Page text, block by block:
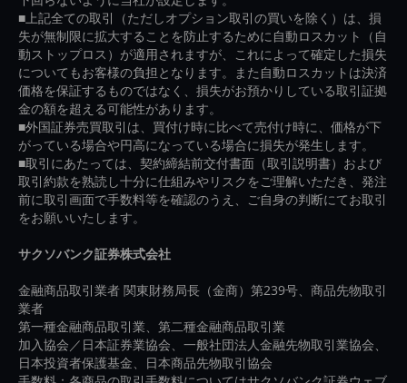
■上記全ての取引（ただしオプション取引の買いを除く）は、損
失が無制限に拡大することを防止するために自動ロスカット（自
動ストップロス）が適用されますが、これによって確定した損失
についてもお客様の負担となります。また自動ロスカットは決済
価格を保証するものではなく、損失がお預かりしている取引証拠
金の額を超える可能性があります。
■外国証券売買取引は、買付け時に比べて売付け時に、価格が下
がっている場合や円高になっている場合に損失が発生します。
■取引にあたっては、契約締結前交付書面（取引説明書）および
取引約款を熟読し十分に仕組みやリスクをご理解いただき、発注
前に取引画面で手数料等を確認のうえ、ご自身の判断にてお取引
をお願いいたします。
サクソバンク証券株式会社
金融商品取引業者 関東財務局長（金商）第239号、商品先物取引
業者
第一種金融商品取引業、第二種金融商品取引業
加入協会／日本証券業協会、一般社団法人金融先物取引業協会、
日本投資者保護基金、日本商品先物取引協会